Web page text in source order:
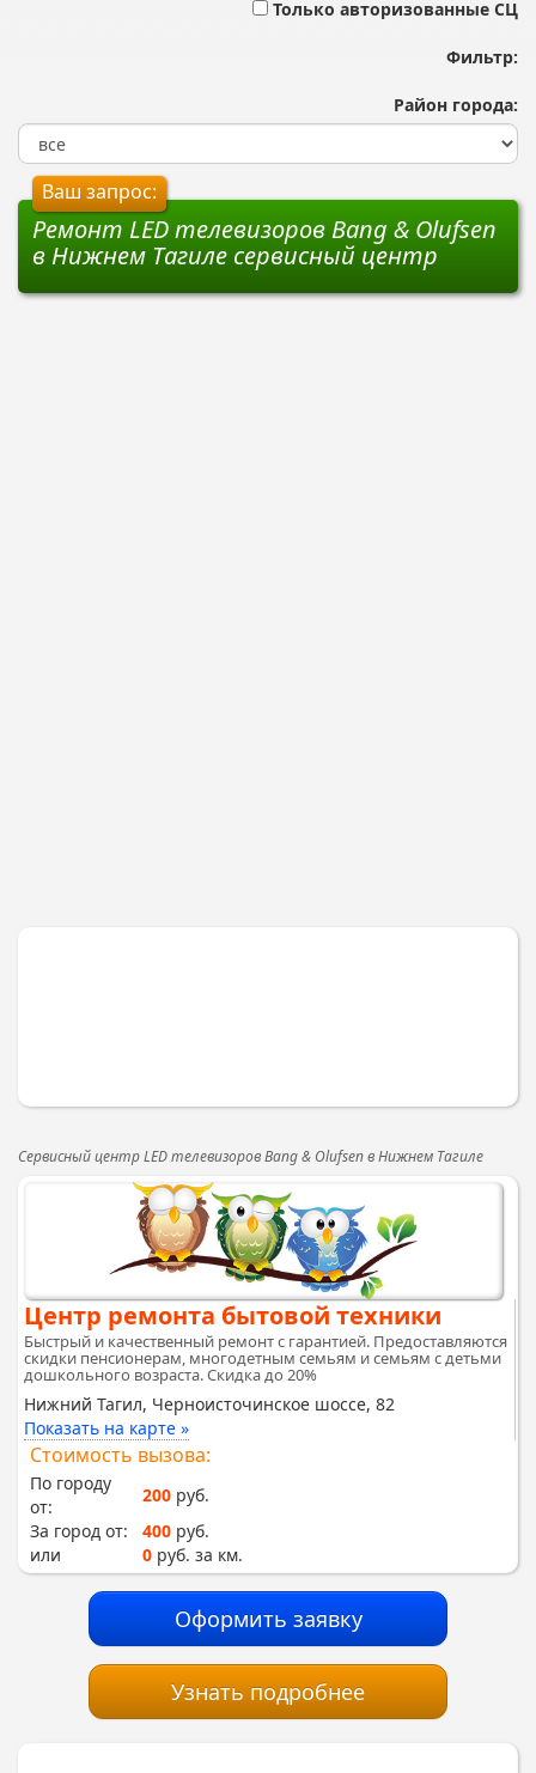
Только авторизованные СЦ
Фильтр:
Район города:
Ваш запрос:
Ремонт LED телевизоров Bang & Olufsen
в Нижнем Тагиле сервисный центр
Сервисный центр LED телевизоров Bang & Olufsen в Нижнем Тагиле
Центр ремонта бытовой техники
Быстрый и качественный ремонт с гарантией. Предоставляются
скидки пенсионерам, многодетным семьям и семьям с детьми
дошкольного возраста. Скидка до 20%
Нижний Тагил, Черноисточинское шоссе, 82
Показать на карте »
Стоимость вызова:
По городу
от:
200 руб.
За город от:
400 руб.
или
0 руб. за км.
Оформить заявку
Узнать подробнее